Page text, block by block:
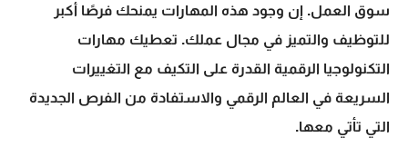
سوق العمل. إن وجود هذه المهارات يمنحك فرصًا أكبر
للتوظيف والتميز في مجال عملك. تعطيك مهارات
التكنولوجيا الرقمية القدرة على التكيف مع التغييرات
السريعة في العالم الرقمي والاستفادة من الفرص الجديدة
التي تأتي معها.